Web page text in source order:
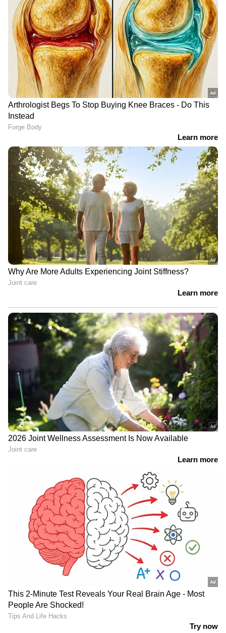
ആനവേട്ടയുടെയും പകയുടെയും
പോരാട്ടത്തിന്‍റേയും കഥ പറയുന്ന ഒരു ഹൈ-
വോൾട്ടേജ് ആക്ഷൻ ത്രില്ലറാണ് കാട്ടാളൻ
എന്നാണ് ലഭിക്കുന്ന സൂചന. 'കാട്ടാളൻ'
സിനിമയ്ക്കായി ബ്രഹ്മാണ്ഡ ചിത്രങ്ങളുടെ
സംഗീത സംവിധായകൻ രവി ബസ്രൂർ
'മാർക്കോ'യ്ക്ക് ശേഷമാണ് വീണ്ടും
സഹകരിക്കുന്നത്. 'കെജിഎഫ്' ഉൾപ്പെടെയുള്ള
പാൻ-ഇന്ത്യൻ സിനിമകളിൽ തൻ്റെ പവർഫുൾ
ബാക്ക്ഗ്രൗണ്ട് സ്കോറുകൾ കൊണ്ട് തരംഗം
സൃഷ്ടിച്ച രവി ബസ്രൂർ 'കാട്ടാളനി'ലും
അത്ഭുതങ്ങൾ പ്രവർത്തിക്കുമെന്ന
സൂചനയാണ് കാടിൻ്റെ വന്യമായ
ഈണവുമായുള്ള മ്യൂസിക് നൽകിയിരിക്കുന്നത്.
കന്നഡയിലെ ശ്രദ്ധേയ സംഗീത സംവിധായകൻ
അജനീഷ് ലോക്നാഥും കാട്ടാളനിൽ
സംഗീതമൊരുക്കുന്നുണ്ട്. ടി സീരീസാണ്
സിനിമയുടെ മ്യൂസിക് റൈറ്റ്സ്
സ്വന്തമാക്കിയിരിക്കുന്നത്. ഷിമാരൂ ആണ്
ഡിജിറ്റൽ ആൻഡ് സാറ്റലൈറ്റ് ഡിസിട്രിബ്യൂട്ടർ
പാർട്നർ. 'കെ.ജി.എഫ്', 'കാന്താര' തുടങ്ങിയ
ബ്രഹ്മാണ്ഡ ചിത്രങ്ങളുടെ നിർമ്മാതാക്കളായ
ഹോംബാലെ ഫിലിംസാണ് ചിത്രത്തിന്‍റെ
കർണാടകയിലെ തിയേറ്റർ വിതരണാവകാശം
റെക്കോർഡ് തുകയ്ക്ക്
സ്വന്തമാക്കിയിരിക്കുന്നത്. ഫിലിം
ഡിസ്ട്രിബ്യൂഷൻ രംഗത്തെ അതികായരായ
ഫാർസ് ഫിലിംസാണ് 'കാട്ടാളൻ' സിനിമയുടെ
ഓവർസീസ് ഡിസ്ട്രിബ്യൂഷൻ വിതരണാവകാശം
സ്വന്തമാക്കിയിരിക്കുന്നത്.
നവാഗതനായ പോൾ ജോർജ്ജ് സംവിധാനം
നിർവ്വഹിക്കുന്ന ചിത്രം പ്രേക്ഷകരെ
ഞെട്ടിപ്പിക്കുമെന്ന് അടിവരയിടുന്നതായിരുന്നു
കാട്ടാളൻ ഫസ്റ്റ് ലുക്ക്. അതിന് പിന്നാലെ
സിനിമയുടെ ഓരോ അപ്‍ഡേറ്റും ഏവരും
ഏറ്റെടുത്തിരുന്നു. ആനയുമായുള്ള സംഘട്ടന
രംഗങ്ങള്‍ വിഎഫ്എക്സ് ആയല്ല
ചിത്രീകരിച്ചിരിക്കുന്നതെന്നും യഥാർത്ഥ
ആനയെ തന്നെ ഉപയോഗിച്ചാണ്
ഒരുക്കിയിരിക്കുന്നത് എന്നും ഇതിനകം
LATEST VIDEOS
‘ഏയ് ഓട്ടോ’; ഔദ്യോഗിക വാഹനം
എത്തിയില്ല; സുരേഷ് ഗോപി വീണ്ടും
ഓട്ടോയിൽ
ചോദ്യപ്പേപ്പർ ചോർച്ചയ്‌ക്കെതിരെ
രാഹുൽ ഗാന്ധി; ഇന്ന് പ്രയാഗ്‌
രാജിൽ വിദ്യാർത്ഥികളുമായി
സംവാദം